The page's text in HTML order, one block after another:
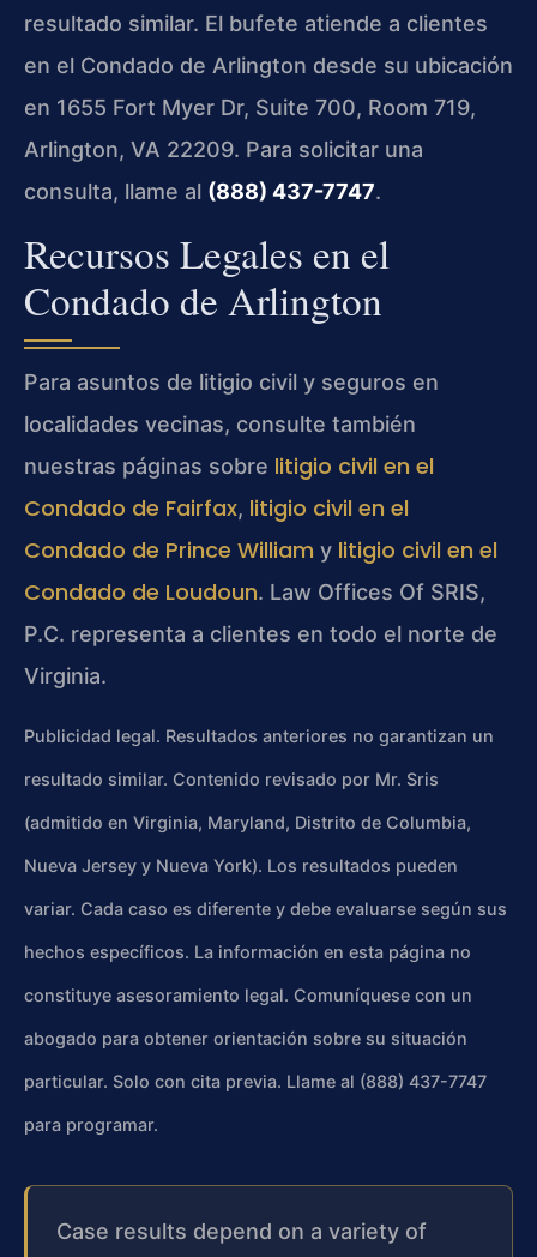
resultado similar. El bufete atiende a clientes
en el Condado de Arlington desde su ubicación
en 1655 Fort Myer Dr, Suite 700, Room 719,
Arlington, VA 22209. Para solicitar una
consulta, llame al (888) 437-7747.
Recursos Legales en el
Condado de Arlington
Para asuntos de litigio civil y seguros en
localidades vecinas, consulte también
nuestras páginas sobre litigio civil en el
Condado de Fairfax, litigio civil en el
Condado de Prince William y litigio civil en el
Condado de Loudoun. Law Offices Of SRIS,
P.C. representa a clientes en todo el norte de
Virginia.
Publicidad legal. Resultados anteriores no garantizan un
resultado similar. Contenido revisado por Mr. Sris
(admitido en Virginia, Maryland, Distrito de Columbia,
Nueva Jersey y Nueva York). Los resultados pueden
variar. Cada caso es diferente y debe evaluarse según sus
hechos específicos. La información en esta página no
constituye asesoramiento legal. Comuníquese con un
abogado para obtener orientación sobre su situación
particular. Solo con cita previa. Llame al (888) 437-7747
para programar.
Case results depend on a variety of